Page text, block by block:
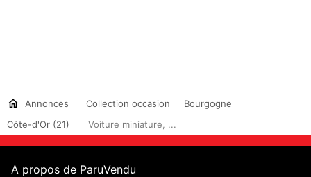
Annonces Collection occasion
Bourgogne
Côte-d'Or (21)
Voiture miniature, ...
A propos de ParuVendu